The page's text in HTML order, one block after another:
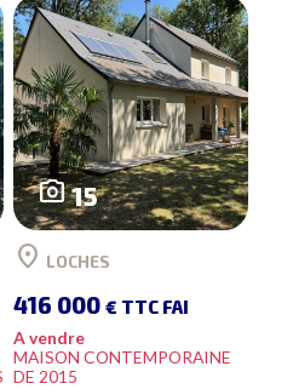
photo_camera15
location_on LOCHES
416 000€ TTC FAI
A vendre
MAISON CONTEMPORAINE
DE 2015